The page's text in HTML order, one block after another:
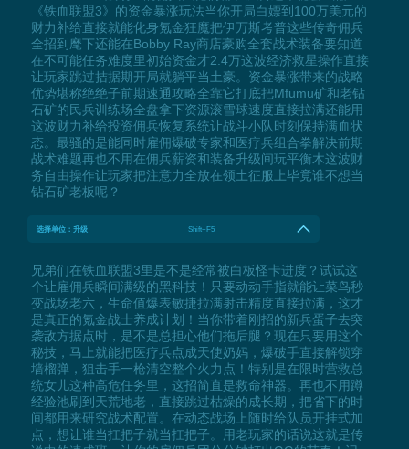
《铁血联盟3》的资金暴涨玩法当你开局白嫖到100万美元的
财力补给直接就能化身氪金狂魔把伊万斯考普这些传奇佣兵
全招到麾下还能在Bobby Ray商店豪购全套战术装备要知道
在不可能任务难度里初始资金才2.4万这波经济救星操作直接
让玩家跳过拮据期开局就躺平当土豪。资金暴涨带来的战略
优势堪称绝绝子前期速通攻略全靠它打底把Mfumu矿和老钻
石矿的民兵训练场全盘拿下资源滚雪球速度直接拉满还能用
这波财力补给投资佣兵恢复系统让战斗小队时刻保持满血状
态。最骚的是能同时雇佣爆破专家和医疗兵组合拳解决前期
战术难题再也不用在佣兵薪资和装备升级间玩平衡木这波财
务自由操作让玩家把注意力全放在领土征服上毕竟谁不想当
钻石矿老板呢？
选择单位：升级 Shift+F5
兄弟们在铁血联盟3里是不是经常被白板怪卡进度？试试这
个让雇佣兵瞬间满级的黑科技！只要动动手指就能让菜鸟秒
变战场老六，生命值爆表敏捷拉满射击精度直接拉满，这才
是真正的氪金战士养成计划！当你带着刚招的新兵蛋子去突
袭敌方据点时，是不是总担心他们拖后腿？现在只要用这个
秘技，马上就能把医疗兵点成天使奶妈，爆破手直接解锁穿
墙榴弹，狙击手一枪清空整个火力点！特别是在限时营救总
统女儿这种高危任务里，这招简直是救命神器。再也不用蹲
经验池刷到天荒地老，直接跳过枯燥的成长期，把省下的时
间都用来研究战术配置。在动态战场上随时给队员开挂式加
点，想让谁当扛把子就当扛把子。用老玩家的话说这就是传